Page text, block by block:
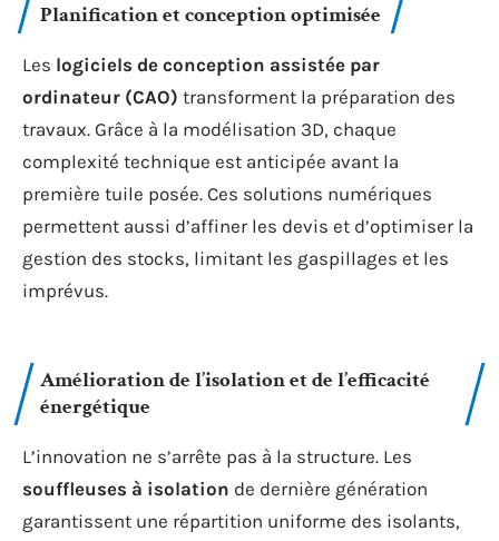
Planification et conception optimisée
Les logiciels de conception assistée par
ordinateur (CAO) transforment la préparation des
travaux. Grâce à la modélisation 3D, chaque
complexité technique est anticipée avant la
première tuile posée. Ces solutions numériques
permettent aussi d’affiner les devis et d’optimiser la
gestion des stocks, limitant les gaspillages et les
imprévus.
Amélioration de l’isolation et de l’efficacité
énergétique
L’innovation ne s’arrête pas à la structure. Les
souffleuses à isolation de dernière génération
garantissent une répartition uniforme des isolants,